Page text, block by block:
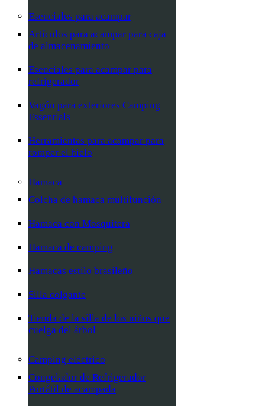
Esenciales para acampar
Artículos para acampar para caja
de almacenamiento
Esenciales para acampar para
refrigerador
Vagón para exteriores Camping
Essentials
Herramientas para acampar para
romper el hielo
Hamaca
Colcha de hamaca multifunción
Hamaca con Mosquitera
Hamaca de camping
Hamacas estilo brasileño
Silla colgante
Tienda de la silla de los niños que
cuelga del árbol
Camping eléctrico
Congelador de Refrigerador
Portátil de acampada